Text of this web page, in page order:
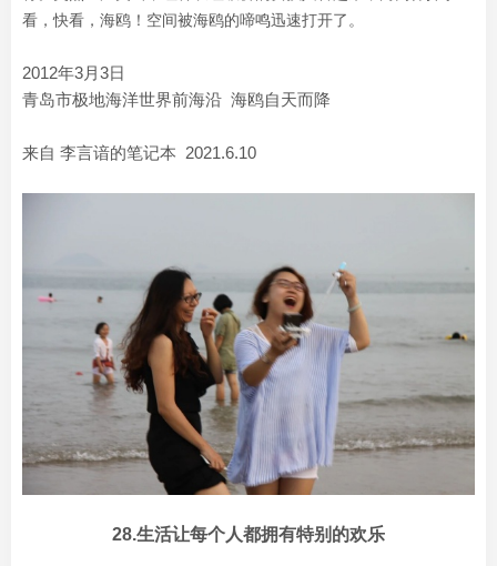
看，快看，海鸥！空间被海鸥的啼鸣迅速打开了。
2012年3月3日
青岛市极地海洋世界前海沿 海鸥自天而降
来自 李言谙的笔记本 2021.6.10
28.生活让每个人都拥有特别的欢乐